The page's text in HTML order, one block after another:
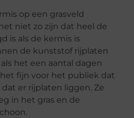
op een grasveld
niet zo zijn dat heel de
is als de kermis is
de kunststof rijplaten
het een aantal dagen
fijn voor het publiek dat
er rijplaten liggen. Ze
in het gras en de